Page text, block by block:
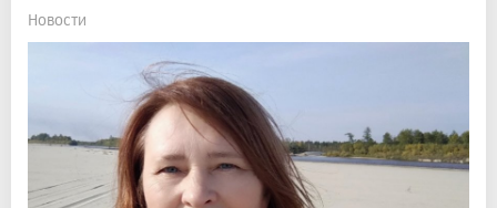
Новости